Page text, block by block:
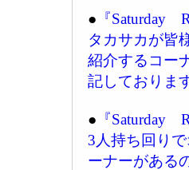
● 『Saturday
タカサカが皆
紹介するコー
記しておりま
● 『Saturday
3人持ち回り
ーナーがある